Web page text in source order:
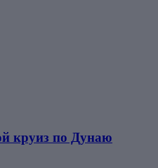
круиз по Дунаю